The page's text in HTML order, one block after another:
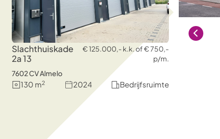
Slachthuiskade
2a 13
7602 CV Almelo
€ 125.000,- k.k. of € 750,-
p/m.
130 m2 2024 Bedrijfsruimte